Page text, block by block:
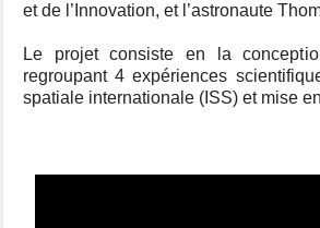
et de l’Innovation, et l’astronaute
Le projet consiste en la
regroupant 4 expériences
spatiale internationale (ISS) et mise